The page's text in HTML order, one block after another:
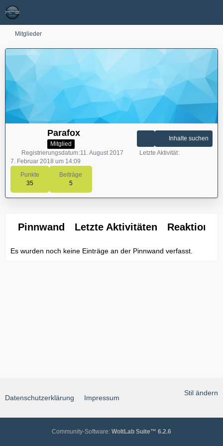
Mitglieder
Parafox
Mitglied
Punkte
35
Beiträge
5
Inhalte suchen
Registrierungsdatum 11. August 2017
Letzte Aktivität
7. Februar 2018 um 14:09
Pinnwand Letzte Aktivitäten Reaktionen
Es wurden noch keine Einträge an der Pinnwand verfasst.
Stil ändern
Datenschutzerklärung Impressum
Community-Software: WoltLab Suite™ 6.2.6